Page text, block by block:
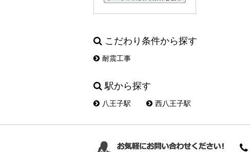
こだわり条件から探す
耐震工事
駅から探す
八王子駅 西八王子駅